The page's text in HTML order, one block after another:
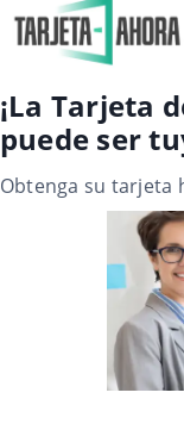
¡La Tarjeta
puede ser
Obtenga su tarjeta